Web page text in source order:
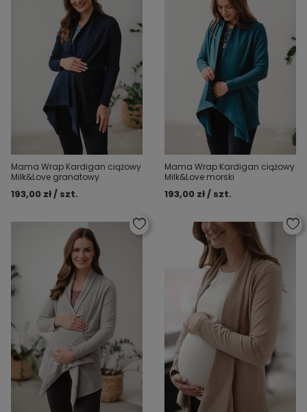
Mama Wrap Kardigan ciążowy
Milk&Love granatowy
193,00 zł / szt.
Mama Wrap Kardigan ciążowy
Milk&Love morski
193,00 zł / szt.